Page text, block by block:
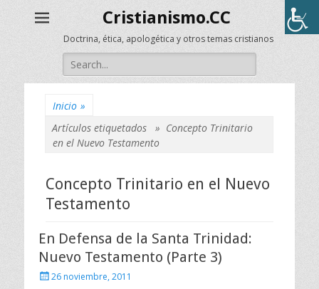
Cristianismo.CC
Doctrina, ética, apologética y otros temas cristianos
Buscar:
Inicio »
Artículos etiquetados » Concepto Trinitario
en el Nuevo Testamento
Concepto Trinitario en el Nuevo
Testamento
En Defensa de la Santa Trinidad:
Nuevo Testamento (Parte 3)
Publicado
26 noviembre, 2011